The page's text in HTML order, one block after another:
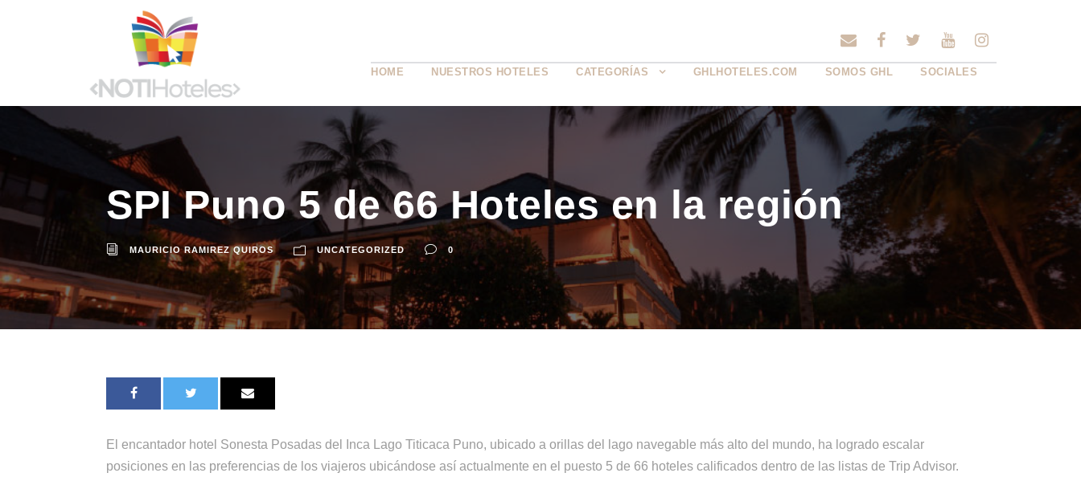
HOME NUESTROS HOTELES CATEGORÍAS GHLHOTELES.COM SOMOS GHL SOCIALES
SPI Puno 5 de 66 Hoteles en la región
MAURICIO RAMIREZ QUIROS UNCATEGORIZED 0
El encantador hotel Sonesta Posadas del Inca Lago Titicaca Puno, ubicado a orillas del lago navegable más alto del mundo, ha logrado escalar
posiciones en las preferencias de los viajeros ubicándose así actualmente en el puesto 5 de 66 hoteles calificados dentro de las listas de Trip Advisor.